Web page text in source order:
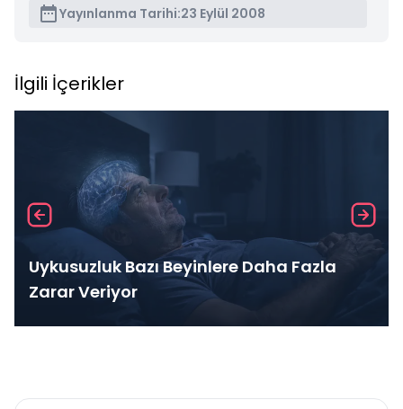
Yayınlanma Tarihi:23 Eylül 2008
İlgili İçerikler
Uykusuzluk Bazı Beyinlere Daha Fazla
Zarar Veriyor